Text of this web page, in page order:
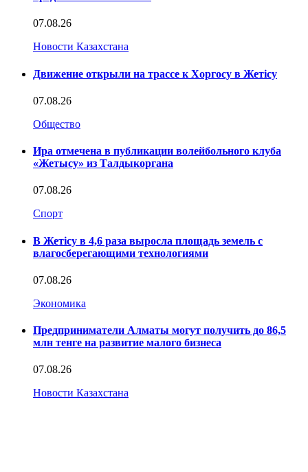
07.08.26
Новости Казахстана
Движение открыли на трассе к Хоргосу в Жетісу
07.08.26
Общество
Ира отмечена в публикации волейбольного клуба
«Жетысу» из Талдыкоргана
07.08.26
Спорт
В Жетісу в 4,6 раза выросла площадь земель с
влагосберегающими технологиями
07.08.26
Экономика
Предприниматели Алматы могут получить до 86,5
млн тенге на развитие малого бизнеса
07.08.26
Новости Казахстана